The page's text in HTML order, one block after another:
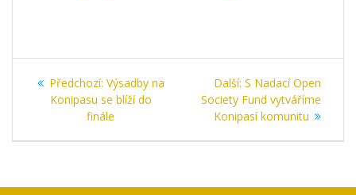
Navigace
pro
příspěvek
Předchozí: Předchozí
příspěvek:
Výsadby na
Konipasu se blíží do
finále
Další: Další
příspěvek:
S Nadací Open
Society Fund vytváříme
Konipasí komunitu